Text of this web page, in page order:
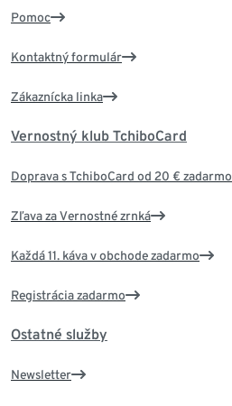
Pomoc
Kontaktný formulár
Zákaznícka linka
Vernostný klub TchiboCard
Doprava s TchiboCard od 20 € zadarmo
Zľava za Vernostné zrnká
Každá 11. káva v obchode zadarmo
Registrácia zadarmo
Ostatné služby
Newsletter